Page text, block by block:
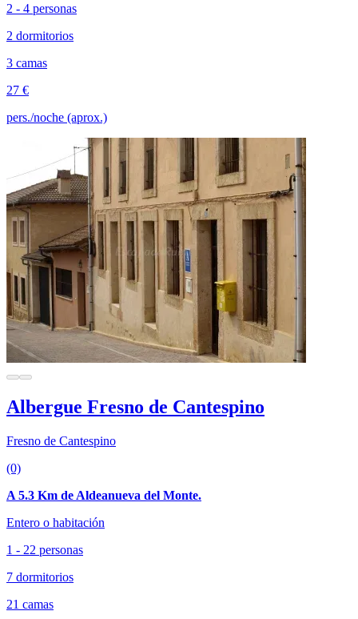
2 - 4 personas
2 dormitorios
3 camas
27 €
pers./noche (aprox.)
Albergue Fresno de Cantespino
Fresno de Cantespino
(0)
A 5.3 Km de Aldeanueva del Monte.
Entero o habitación
1 - 22 personas
7 dormitorios
21 camas